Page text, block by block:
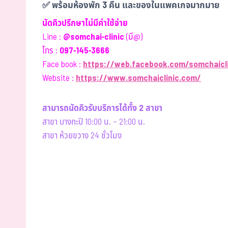
✅ พร้อมห้องพัก 3 คืน และของในแพคเกจมากมาย
นัดคิวปรึกษาไม่มีค่าใช้จ่าย
Line : @somchai-clinic(มี@)
โทร : 097-145-3666
Face book :https://web.facebook.com/
Website :https://www.somchaiclinic.com/
สามารถนัดคิวรับบริการได้ทั้ง 2 สาขา
สาขา บางกะปิ 10:00 น. – 21:00 น.
สาขา ห้วยขวาง 24 ชั่วโมง